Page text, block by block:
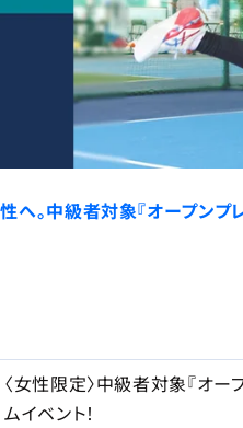
へ。中級者対象『オープンプ
〈女性限定〉中級者対象『オ
ムイベント！